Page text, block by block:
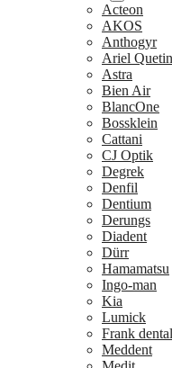
Acteon
AKOS
Anthogyr
Ariel Quetin
Astra
Bien Air
BlancOne
Bossklein
Cattani
CJ Optik
Degrek
Denfil
Dentium
Derungs
Diadent
Dürr
Hamamatsu
Ingo-man
Kia
Lumick
Frank dental
Meddent